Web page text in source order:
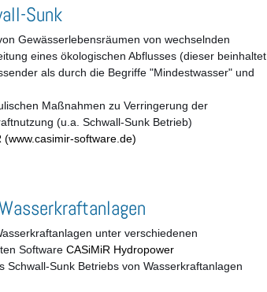
Sunk
Gewässerlebensräumen von wechselnden
eines ökologischen Abflusses (dieser beinhaltet
als durch die Begriffe "Mindestwasser" und
Maßnahmen zu Verringerung der
(u.a. Schwall-Sunk Betrieb)
(www.casimir-software.de)
unter verschiedenen
Software CASiMiR Hydropower
Sunk Betriebs von Wasserkraftanlagen